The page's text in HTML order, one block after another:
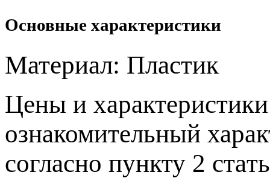
Основные характеристики
Материал: Пластик
Цeны и
ознакомительный
согласно пункту 2